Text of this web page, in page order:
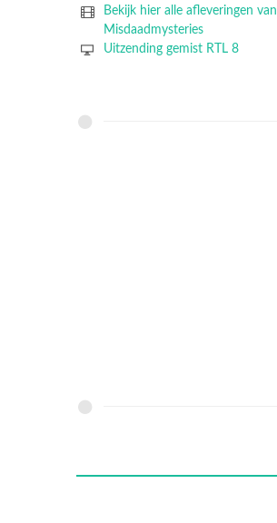
Bekijk hier alle afleveringen van
Misdaadmysteries
Uitzending gemist RTL 8